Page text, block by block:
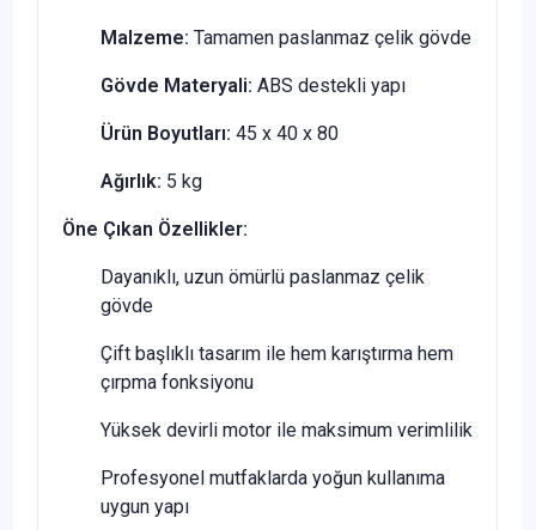
Malzeme: Tamamen paslanmaz çelik gövde
Gövde Materyali: ABS destekli yapı
Ürün Boyutları: 45 x 40 x 80
Ağırlık: 5 kg
Öne Çıkan Özellikler:
Dayanıklı, uzun ömürlü paslanmaz çelik
gövde
Çift başlıklı tasarım ile hem karıştırma hem
çırpma fonksiyonu
Yüksek devirli motor ile maksimum verimlilik
Profesyonel mutfaklarda yoğun kullanıma
uygun yapı